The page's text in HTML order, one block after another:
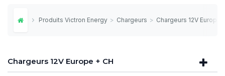
Home Produits Victron Energy > Chargeurs > Chargeurs 12V Europe
Chargeurs 12V Europe + CH